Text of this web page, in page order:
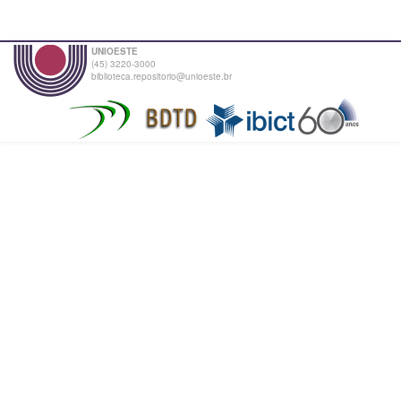
UNIOESTE
(45) 3220-3000
biblioteca.repositorio@unioeste.br